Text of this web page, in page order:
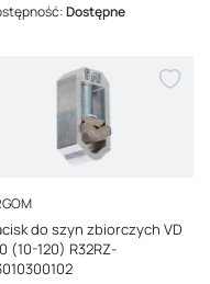
Dostępne
do szyn zbiorczych VD
(10-120) R32RZ-